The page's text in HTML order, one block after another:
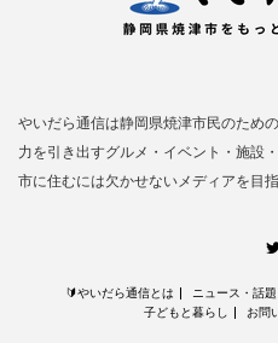
やいだら通信は静岡県焼津市民のため
力を引き出すグルメ・イベント・施設
市に住むには欠かせないメディアを目指
🔰やいだら通信とは ニュース・話題
子どもと暮らし
お問